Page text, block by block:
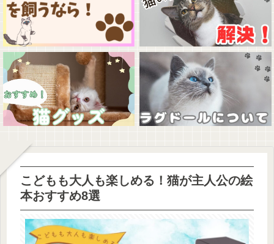
こどもも大人も楽しめる！猫が主人公の絵
本おすすめ8選